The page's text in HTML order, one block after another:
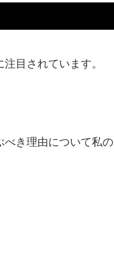
目されています。
べき理由について私の